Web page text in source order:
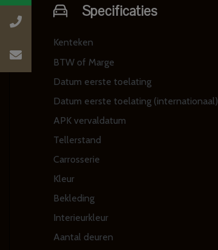
Specificaties
Kenteken
BTW of Marge
Datum eerste toelating
Datum eerste toelating (internationaal)
APK vervaldatum
Tellerstand
Carrosserie
Kleur
Bekleding
Interieurkleur
Aantal deuren